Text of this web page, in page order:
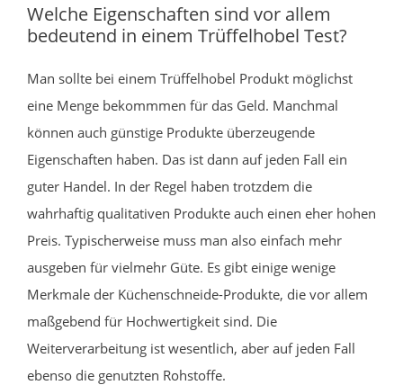
Welche Eigenschaften sind vor allem
bedeutend in einem Trüffelhobel Test?
Man sollte bei einem Trüffelhobel Produkt möglichst
eine Menge bekommmen für das Geld. Manchmal
können auch günstige Produkte überzeugende
Eigenschaften haben. Das ist dann auf jeden Fall ein
guter Handel. In der Regel haben trotzdem die
wahrhaftig qualitativen Produkte auch einen eher hohen
Preis. Typischerweise muss man also einfach mehr
ausgeben für vielmehr Güte. Es gibt einige wenige
Merkmale der Küchenschneide-Produkte, die vor allem
maßgebend für Hochwertigkeit sind. Die
Weiterverarbeitung ist wesentlich, aber auf jeden Fall
ebenso die genutzten Rohstoffe.